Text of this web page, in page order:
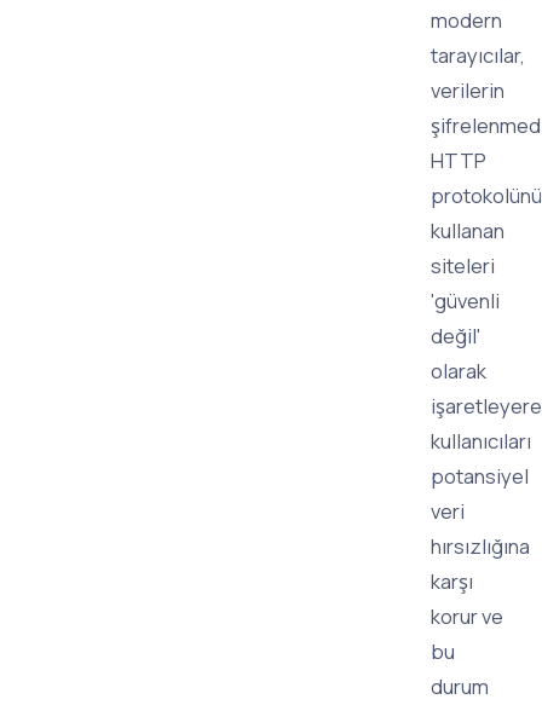
modern
tarayıcılar,
verilerin
HTTP
protokolünü
kullanan
siteleri
'güvenli
değil'
olarak
kullanıcıları
potansiyel
veri
hırsızlığına
karşı
korur ve
bu
durum